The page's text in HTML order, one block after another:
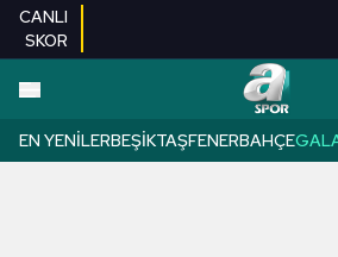
CANLI
SKOR
EN YENILERBEŞIKTAŞFENERBAHÇE